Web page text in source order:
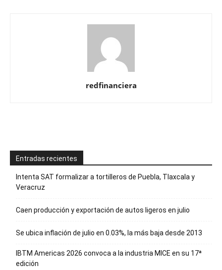
redfinanciera
Entradas recientes
Intenta SAT formalizar a tortilleros de Puebla, Tlaxcala y
Veracruz
Caen producción y exportación de autos ligeros en julio
Se ubica inflación de julio en 0.03%, la más baja desde 2013
IBTM Americas 2026 convoca a la industria MICE en su 17ª
edición